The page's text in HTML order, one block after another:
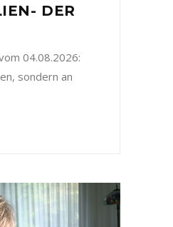
DER
04.08.2026:
sondern an